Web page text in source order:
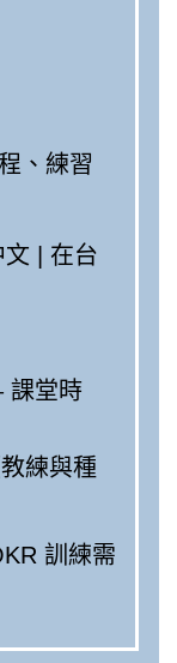
、練習
| 在台
課堂時
練與種
訓練需